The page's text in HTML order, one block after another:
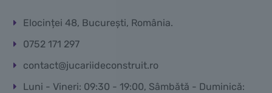
Elocinței 48, București, România.
0752 171 297
contact@jucariideconstruit.ro
Luni - Vineri: 09:30 - 19:00, Sâmbătă - Duminică: